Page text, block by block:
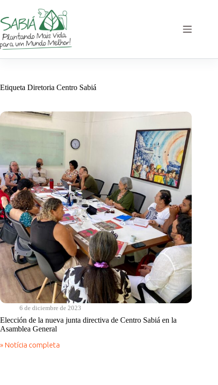
contenido
Etiqueta Diretoria Centro Sabiá
6 de diciembre de 2023
Elección de la nueva junta directiva de Centro Sabiá en la
Asamblea General
» Notícia completa
Elección